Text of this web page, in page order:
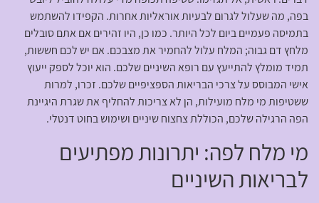
בפה, מה שעלול לגרום לבעיות אוראליות אחרות. הקפידו להשתמש
בתמיסה פעמיים ביום לכל היותר. כמו כן, היו זהירים אם אתם סובלים
מלחץ דם גבוה; המלח עלול להחמיר את מצבכם. אם יש לכם חששות,
תמיד מומלץ להתייעץ עם רופא השיניים שלכם. הוא יוכל לספק ייעוץ
אישי המבוסס על צרכי הבריאות הספציפיים שלכם. זכרו, למרות
ששטיפות מי מלח מועילות, הן לא צריכות להחליף את שגרת היגיינת
הפה הרגילה שלכם, הכוללת צחצוח שיניים ושימוש בחוט דנטלי.
מי מלח לפה: יתרונות מפתיעים
לבריאות השיניים